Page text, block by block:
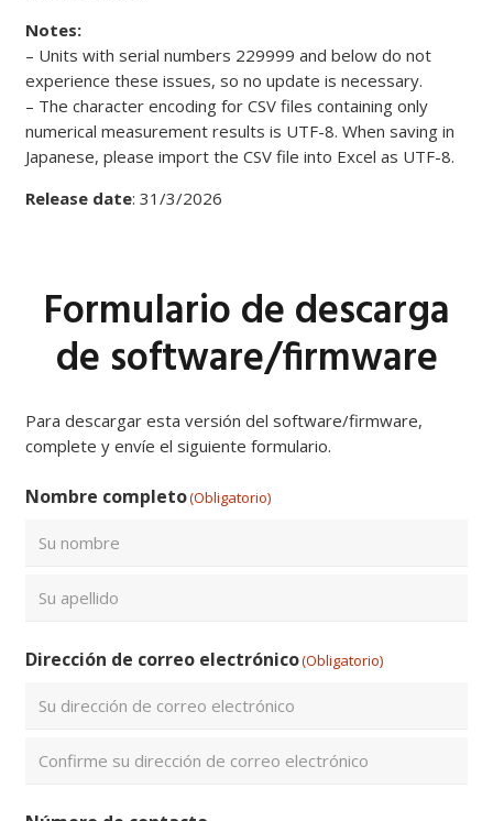
Notes:
– Units with serial numbers 229999 and below do not
experience these issues, so no update is necessary.
– The character encoding for CSV files containing only
numerical measurement results is UTF-8. When saving in
Japanese, please import the CSV file into Excel as UTF-8.
Release date: 31/3/2026
Formulario de descarga
de software/firmware
Para descargar esta versión del software/firmware,
complete y envíe el siguiente formulario.
Nombre completo(Obligatorio)
Dirección de correo electrónico(Obligatorio)
un